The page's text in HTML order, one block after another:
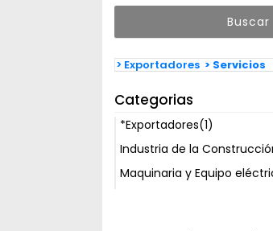
> Exportadores > Servicios
Categorias
*Exportadores(1)
Industria de la
Maquinaria y Equipo